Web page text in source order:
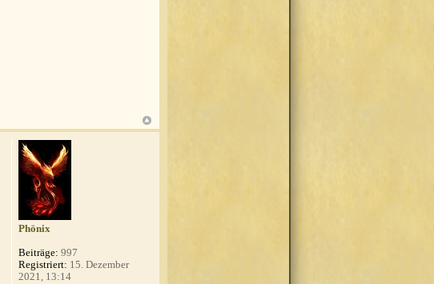
Phönix
Beiträge: 997
Registriert: 15. Dezember
2021, 13:14